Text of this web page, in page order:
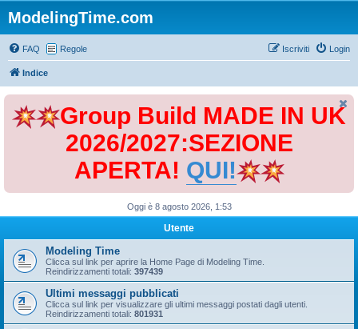
ModelingTime.com
FAQ Regole Login
Iscriviti
Indice
Group Build MADE IN UK
2026/2027:SEZIONE
APERTA! QUI!
Oggi è 8 agosto 2026, 1:53
Utente
Modeling Time
Clicca sul link per aprire la Home Page di Modeling Time.
Reindirizzamenti totali: 397439
Ultimi messaggi pubblicati
Clicca sul link per visualizzare gli ultimi messaggi postati dagli utenti.
Reindirizzamenti totali: 801931